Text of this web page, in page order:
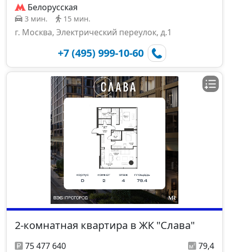
Белорусская
3 мин. 15 мин.
г. Москва, Электрический переулок, д.1
+7 (495) 999-10-60
2-комнатная квартира в ЖК "Слава"
75 477 640
79,4